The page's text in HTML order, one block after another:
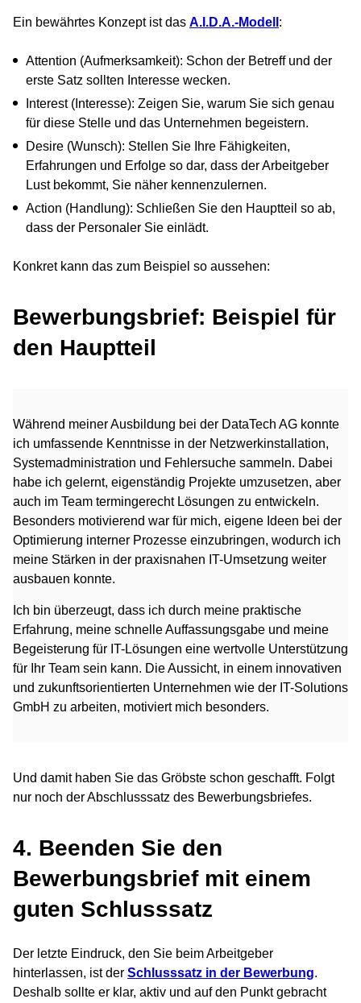
Ein bewährtes Konzept ist das A.I.D.A.-Modell :
Attention (Aufmerksamkeit): Schon der Betreff und der
erste Satz sollten Interesse wecken.
Interest (Interesse): Zeigen Sie, warum Sie sich genau
für diese Stelle und das Unternehmen begeistern.
Desire (Wunsch): Stellen Sie Ihre Fähigkeiten,
Erfahrungen und Erfolge so dar, dass der Arbeitgeber
Lust bekommt, Sie näher kennenzulernen.
Action (Handlung): Schließen Sie den Hauptteil so ab,
dass der Personaler Sie einlädt.
Konkret kann das zum Beispiel so aussehen:
Bewerbungsbrief: Beispiel für
den Hauptteil
Während meiner Ausbildung bei der DataTech AG konnte
ich umfassende Kenntnisse in der Netzwerkinstallation,
Systemadministration und Fehlersuche sammeln. Dabei
habe ich gelernt, eigenständig Projekte umzusetzen, aber
auch im Team termingerecht Lösungen zu entwickeln.
Besonders motivierend war für mich, eigene Ideen bei der
Optimierung interner Prozesse einzubringen, wodurch ich
meine Stärken in der praxisnahen IT-Umsetzung weiter
ausbauen konnte.
Ich bin überzeugt, dass ich durch meine praktische
Erfahrung, meine schnelle Auffassungsgabe und meine
Begeisterung für IT-Lösungen eine wertvolle Unterstützung
für Ihr Team sein kann. Die Aussicht, in einem innovativen
und zukunftsorientierten Unternehmen wie der IT-Solutions
GmbH zu arbeiten, motiviert mich besonders.
Und damit haben Sie das Gröbste schon geschafft. Folgt
nur noch der Abschlusssatz des Bewerbungsbriefes.
4. Beenden Sie den
Bewerbungsbrief mit einem
guten Schlusssatz
Der letzte Eindruck, den Sie beim Arbeitgeber
hinterlassen, ist der Schlusssatz in der Bewerbung.
Deshalb sollte er klar, aktiv und auf den Punkt gebracht